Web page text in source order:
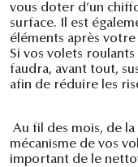
vous doter d’un
surface. Il est
éléments après
Si vos volets
faudra, avant tout,
afin de réduire les
Au fil des mois, de la
mécanisme de vos
important de le